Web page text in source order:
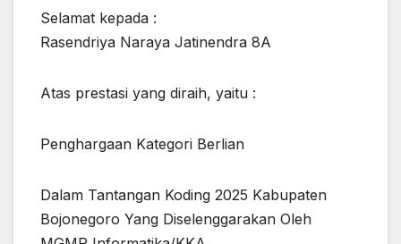
Selamat kepada :
Rasendriya Naraya Jatinendra 8A
Atas prestasi yang diraih, yaitu :
Penghargaan Kategori Berlian
Dalam Tantangan Koding 2025 Kabupaten
Bojonegoro Yang Diselenggarakan Oleh